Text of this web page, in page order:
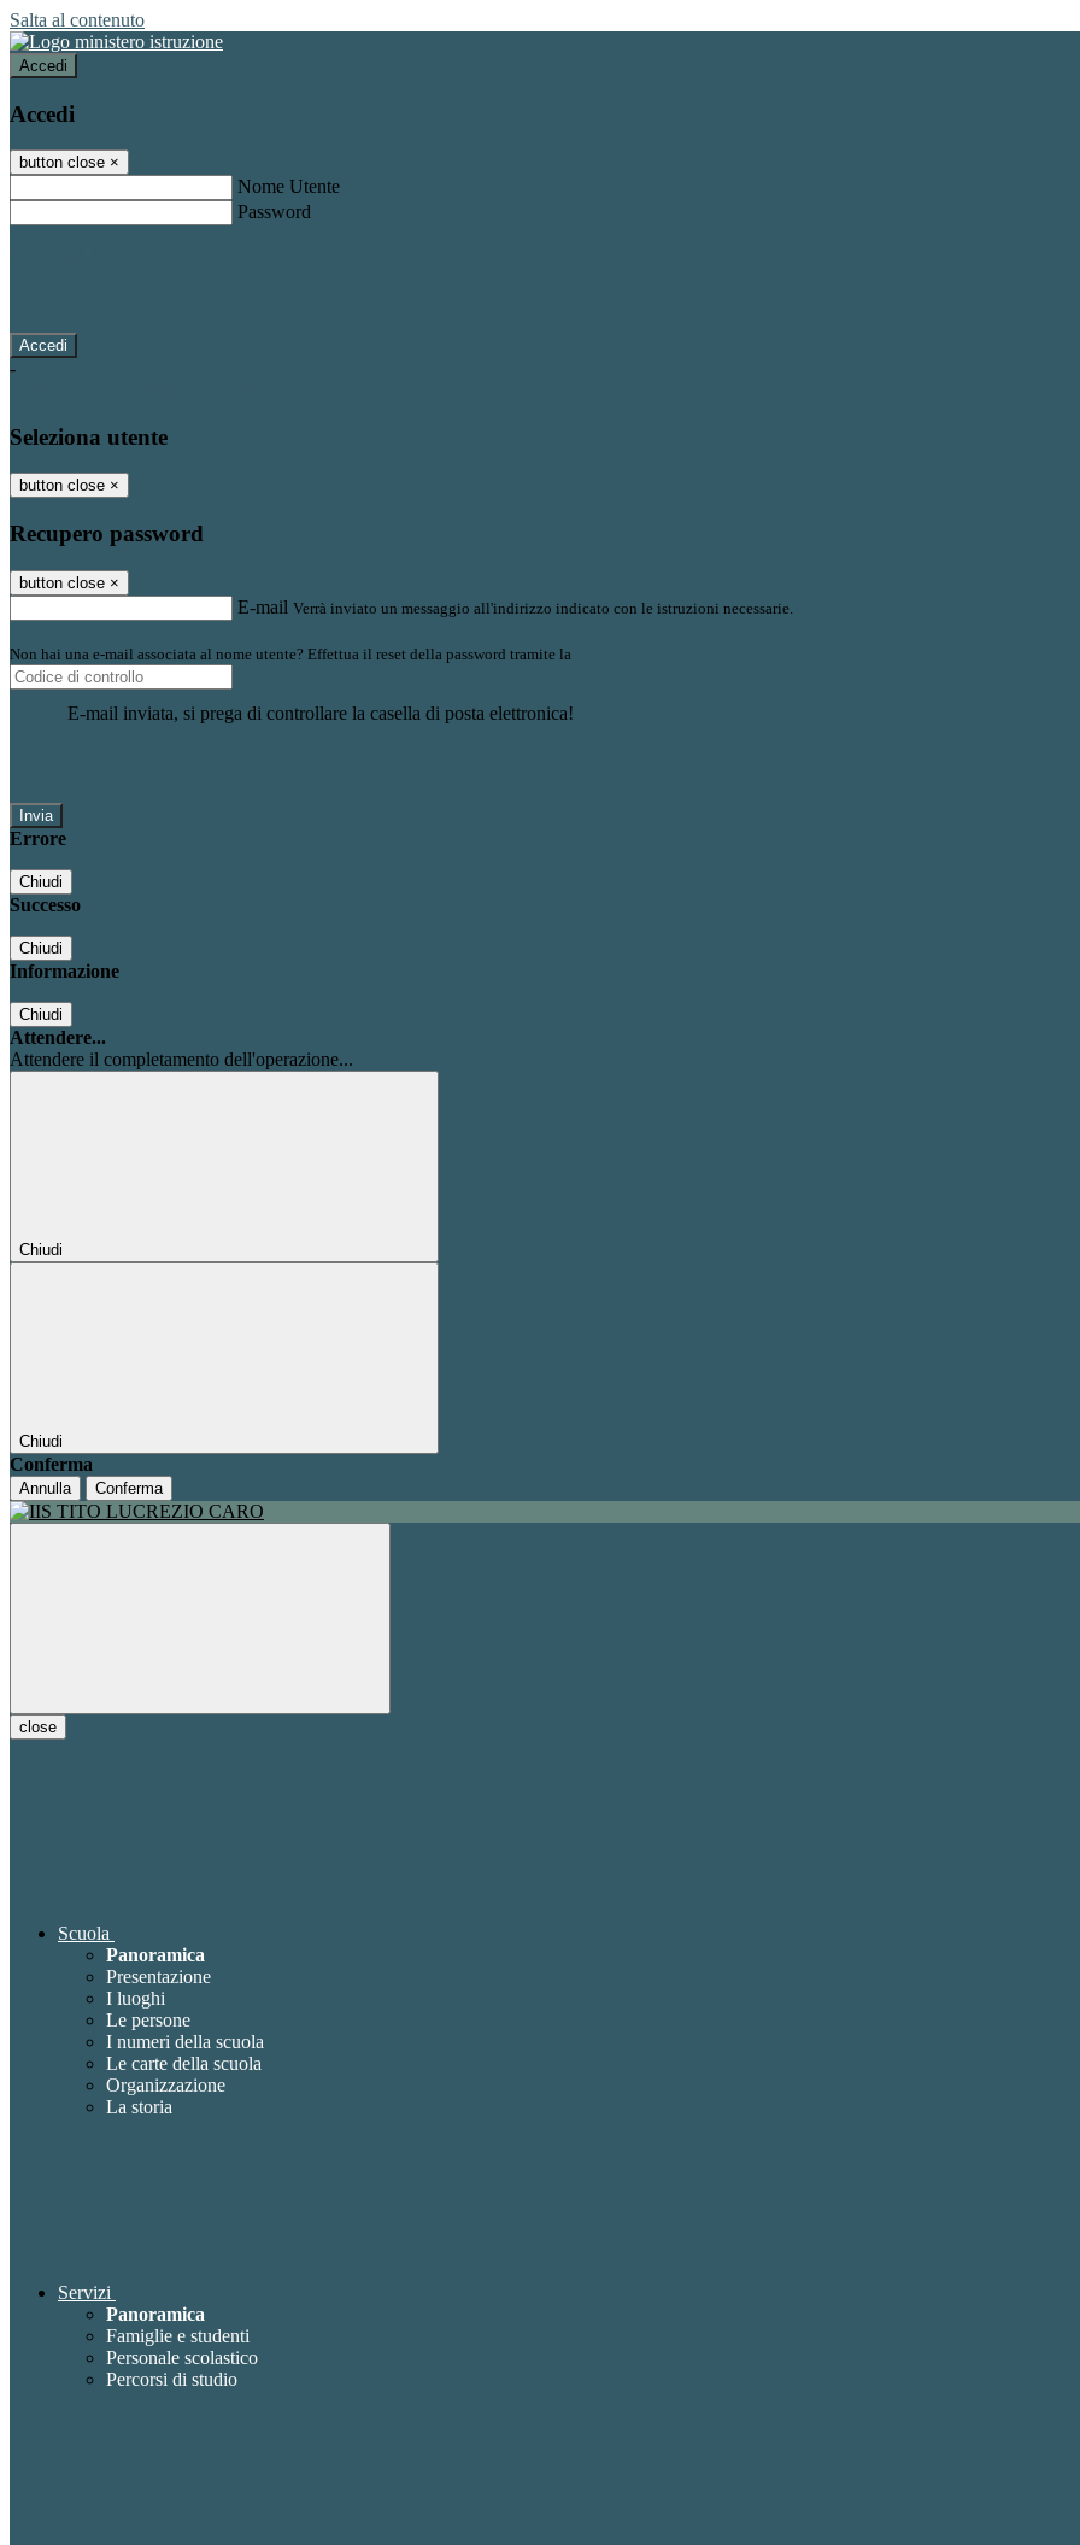
Salta al contenuto
Accedi
Accedi
button close ×
Nome Utente
Password
-
Seleziona utente
button close ×
Recupero password
button close ×
E-mail Verrà inviato un messaggio all'indirizzo indicato con le istruzioni necessarie.
Non hai una e-mail associata al nome utente? Effettua il reset della password tramite la
E-mail inviata, si prega di controllare la casella di posta elettronica!
Errore
Chiudi
Successo
Chiudi
Informazione
Chiudi
Attendere...
Attendere il completamento dell'operazione...
Chiudi
Chiudi
Conferma
Annulla Conferma
close
Scuola
Panoramica
Presentazione
I luoghi
Le persone
I numeri della scuola
Le carte della scuola
Organizzazione
La storia
Servizi
Panoramica
Famiglie e studenti
Personale scolastico
Percorsi di studio